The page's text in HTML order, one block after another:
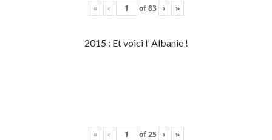
« ‹ of83 › »
2015 : Et voici l’ Albanie !
« ‹ of25 › »